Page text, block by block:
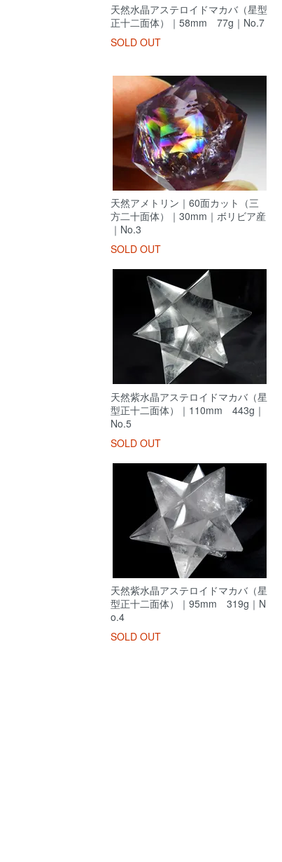
天然水晶アステロイドマカバ（星型
正十二面体）｜58mm 77g｜No.7
SOLD OUT
天然アメトリン｜60面カット（三
方二十面体）｜30mm｜ボリビア産
｜No.3
SOLD OUT
天然紫水晶アステロイドマカバ（星
型正十二面体）｜110mm 443g｜
No.5
SOLD OUT
天然紫水晶アステロイドマカバ（星
型正十二面体）｜95mm 319g｜N
o.4
SOLD OUT